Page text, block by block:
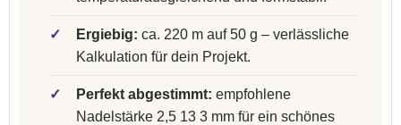
✓ Ergiebig: ca. 220 m auf 50 g – verlässliche
Kalkulation für dein Projekt.
✓ Perfekt abgestimmt: empfohlene
Nadelstärke 2,5 13 3 mm für ein schönes